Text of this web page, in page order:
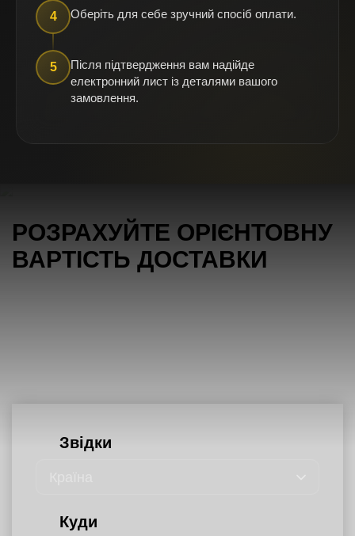
4 Оберіть для себе зручний спосіб оплати.
5
Після підтвердження вам надійде
електронний лист із деталями вашого
замовлення.
ВАРТІСТЬ ДОСТАВКИ
Звідки
Куди